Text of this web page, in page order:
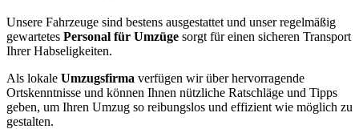
Unsere Fahrzeuge sind bestens ausgestattet und unser regelmäßig
gewartetes Personal für Umzüge sorgt für einen sicheren Transport
Ihrer Habseligkeiten.
Als lokale Umzugsfirma verfügen wir über hervorragende
Ortskenntnisse und können Ihnen nützliche Ratschläge und Tipps
geben, um Ihren Umzug so reibungslos und effizient wie möglich zu
gestalten.